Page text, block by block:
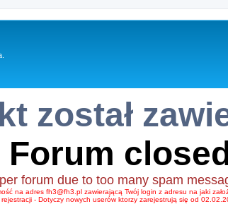
został
Forum
forum due to too many spam
na adres fh3@fh3.pl zawierającą Twój login z adresu na jaki
rejestracji - Dotyczy nowych userów ktorzy zarejestrują się od